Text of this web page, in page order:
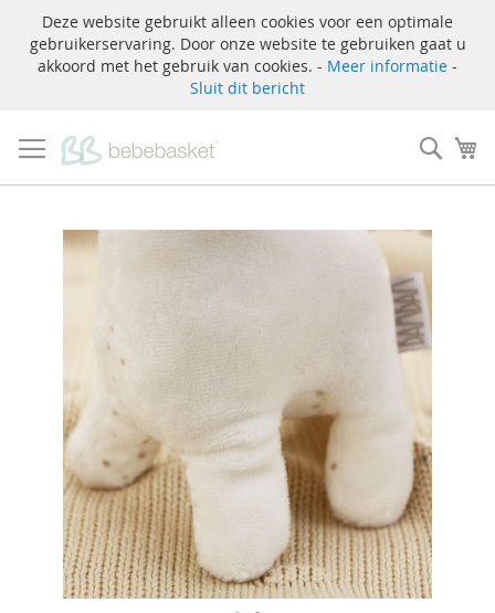
Deze website gebruikt alleen cookies voor een optimale
gebruikerservaring. Door onze website te gebruiken gaat u
akkoord met het gebruik van cookies. - Meer informatie -
Sluit dit bericht
naar
de
inhoud
Zoek